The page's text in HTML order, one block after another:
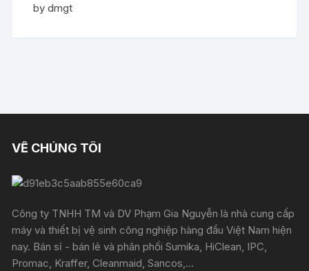
Rated5out
of 5
by dmgt
VỀ CHÚNG TÔI
Công ty TNHH TM và DV Phạm Gia Nguyễn là nhà cung cấp
máy và thiết bị vệ sinh công nghiệp hàng đầu Việt Nam hiện
nay. Bán sỉ - bán lẻ và phân phối Sumika, HiClean, IPC,
Promac, Kraffer, Cleanmaid, Sancos,...